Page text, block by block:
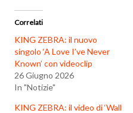
Correlati
KING ZEBRA: il nuovo
singolo ‘A Love I’ve Never
Known’ con videoclip
26 Giugno 2026
In "Notizie"
KING ZEBRA: il video di ‘Wall